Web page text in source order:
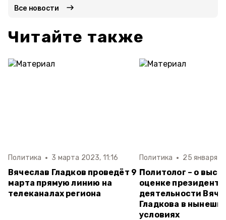
Все новости
Читайте также
Политика 3 марта 2023, 11:16
Вячеслав Гладков проведёт 9
марта прямую линию на
телеканалах региона
Политика 25 января
Политолог – о
оценке
деятельности
Гладкова в
условиях